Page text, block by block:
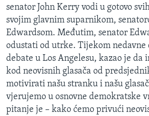
MAGAZIN
O GLASU AMERIKE
Learning English
PRATITE NAS
senator John Kerry vodi u gotovo
svojim glavnim suparnikom,
Edwardsom. Međutim, senator
odustati od utrke. Tijekom nedavne
debate u Los Angelesu, kazao je da
kod neovisnih glasača od
motivirati našu stranku i našu
vjerujemo u osnovne demokratske
pitanje je – kako ćemo privući